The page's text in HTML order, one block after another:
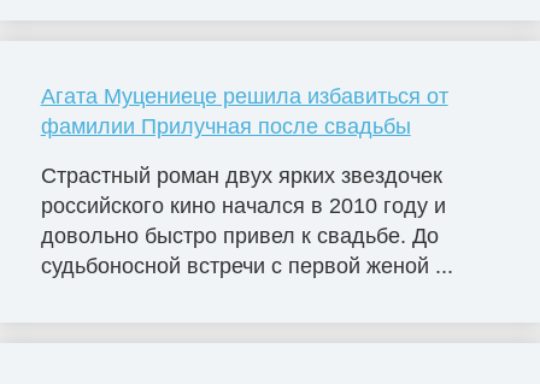
Агата Муцениеце решила избавиться от
фамилии Прилучная после свадьбы
Страстный роман двух ярких звездочек
российского кино начался в 2010 году и
довольно быстро привел к свадьбе. До
судьбоносной встречи с первой женой ...